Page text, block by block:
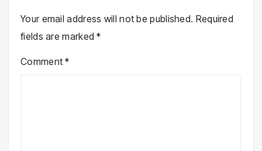
Your email address will not be published. Required
fields are marked*
Comment*